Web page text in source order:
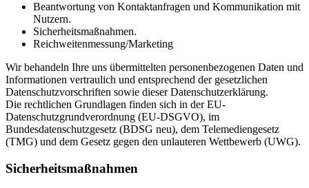
Beantwortung von Kontaktanfragen und Kommunikation mit
Nutzern.
Sicherheitsmaßnahmen.
Reichweitenmessung/Marketing
Wir behandeln Ihre uns übermittelten personenbezogenen Daten und
Informationen vertraulich und entsprechend der gesetzlichen
Datenschutzvorschriften sowie dieser Datenschutzerklärung.
Die rechtlichen Grundlagen finden sich in der EU-
Datenschutzgrundverordnung (EU-DSGVO), im
Bundesdatenschutzgesetz (BDSG neu), dem Telemediengesetz
(TMG) und dem Gesetz gegen den unlauteren Wettbewerb (UWG).
Sicherheitsmaßnahmen